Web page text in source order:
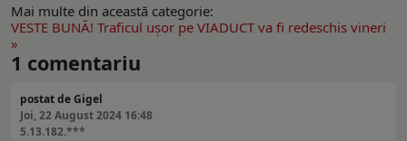
Mai multe din această categorie:
VESTE BUNĂ! Traficul uşor pe VIADUCT va fi redeschis vineri
»
1 comentariu
postat de Gigel
Joi, 22 August 2024 16:48
5.13.182.***